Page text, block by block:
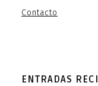
Contacto
ENTRADAS